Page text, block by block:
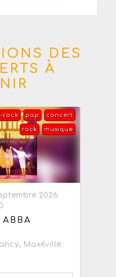
DES
À
concert
pop
rock
musique
rock
2026
, Maxéville